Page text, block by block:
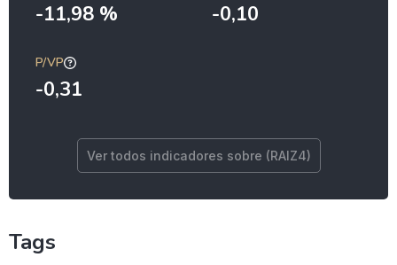
-11,98 % -0,10
P/VP
-0,31
Ver todos indicadores sobre (RAIZ4)
Tags